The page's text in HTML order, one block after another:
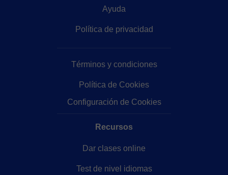
Ayuda
Política de privacidad
Términos y condiciones
Política de Cookies
Configuración de Cookies
Recursos
Dar clases online
Test de nivel idiomas